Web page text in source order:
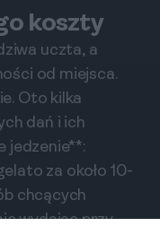
koszty
uczta, a
od miejsca.
Oto kilka
dań i ich
jedzenie**:
za około 10-
chcących
wydając przy